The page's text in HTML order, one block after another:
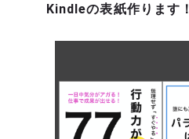
Kindleの表紙作ります！